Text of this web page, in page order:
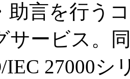
助言を行う
サービス。
IEC 27000シ